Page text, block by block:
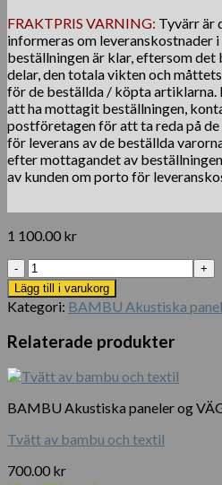
FRAKTPRIS VARNING: Tyvärr är
informeras om leveranskostnader i
beställningen är klar, eftersom det
delar, den totala vikten och
för de beställda / köpta
att ha mottagit beställningen,
postföretagen för att ta reda på
för leverans av de beställda
efter mottagandet av
av kunden om porto för
1 100.00 kr
Brunimpregnerad
70
x
70
mm
–
270
cm
trästolpe
i
klass
mängd
Lägg till i varukorg
Kategori: BAMBU Akustiska
Relaterade produkter
BAMBU Akustiska paneler og
Tvätt av bambu och textil
700.00 kr